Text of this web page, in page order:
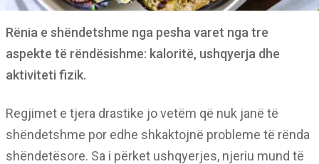
Rënia e shëndetshme nga pesha varet nga tre
aspekte të rëndësishme: kaloritë, ushqyerja dhe
aktiviteti fizik.
Regjimet e tjera drastike jo vetëm që nuk janë të
shëndetshme por edhe shkaktojnë probleme të rënda
shëndetësore. Sa i përket ushqyerjes, njeriu mund të